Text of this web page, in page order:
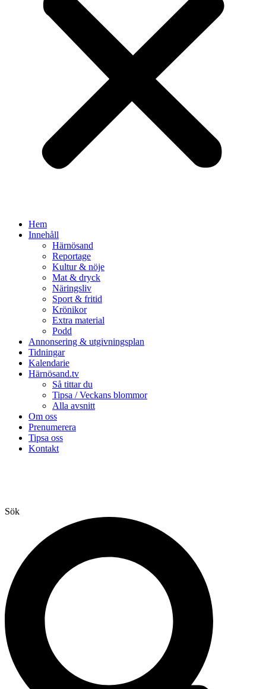
Hem
Innehåll
Härnösand
Reportage
Kultur & nöje
Mat & dryck
Näringsliv
Sport & fritid
Krönikor
Extra material
Podd
Annonsering & utgivningsplan
Tidningar
Kalendarie
Härnösand.tv
Så tittar du
Tipsa / Veckans blommor
Alla avsnitt
Om oss
Prenumerera
Tipsa oss
Kontakt
Sök